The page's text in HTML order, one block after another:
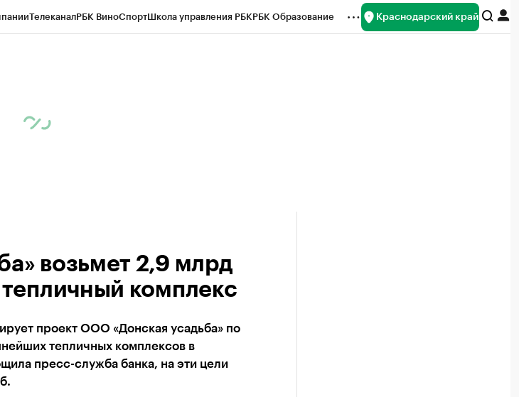
ТелеканалРБК ВиноСпортШкола управления РБКРБК Образование Краснодарский край
возьмет 2,9 млрд
комплекс
проект ООО «Донская усадьба» по
тепличных комплексов в
пресс-служба банка, на эти цели